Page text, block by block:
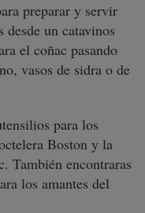
preparar y servir
desde un catavinos
el coñac pasando
vasos de sidra o de
para los
Boston y la
También encontraras
los amantes del